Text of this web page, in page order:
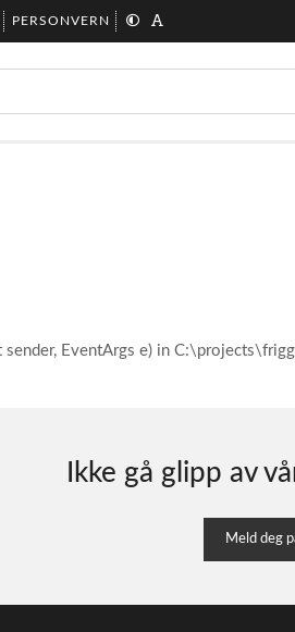
PERSONVERN
sender, EventArgs e) in
Ikke gå glipp av
Meld deg